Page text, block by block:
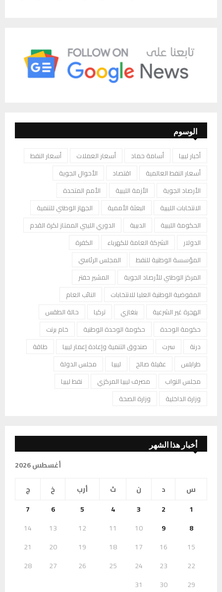
الوسوم
أخبار ليبيا أسامة حماد أسعار العملات
أسعار النفط
أسعار النفط العالمية
اقتصاد
الأحوال الجوية
الأرصاد الجوية
الأزمة الليبية
الأمم المتحدة
الانتخابات الليبية
البعثة الأممية
الجهاز الوطني للتنمية
الحكومة الليبية
الدبيبة
الدوري الليبي الممتاز لكرة القدم
الدولار
الشركة العامة للكهرباء
الكفرة
المؤسسة الوطنية للنفط
المجلس الرئاسي
المركز الوطني للأرصاد الجوية
المشير حفتر
المفوضية الوطنية العليا للانتخابات
النائب العام
الهجرة غير الشرعية
بنغازي تركيا
حالة الطقس
حكومة الوحدة
حكومة الوحدة الوطنية
خام برنت
درنة
سرت صندوق التنمية وإعادة إعمار ليبيا
طاقة
طرابلس
عقيلة صالح ليبيا
مجلس الدولة
مجلس النواب
مصرف ليبيا المركزي
نفط ليبيا
وزارة الداخلية
وزارة الصحة
أخبار هذا الشهر
أغسطس 2026
س
د ن ث أرب خ
ج
1
2
3
4
5
6
7
8
9
10
11
12
13
14
15
16
17
18
19
20
21
22
23
24
25
26
27
28
29
30
31